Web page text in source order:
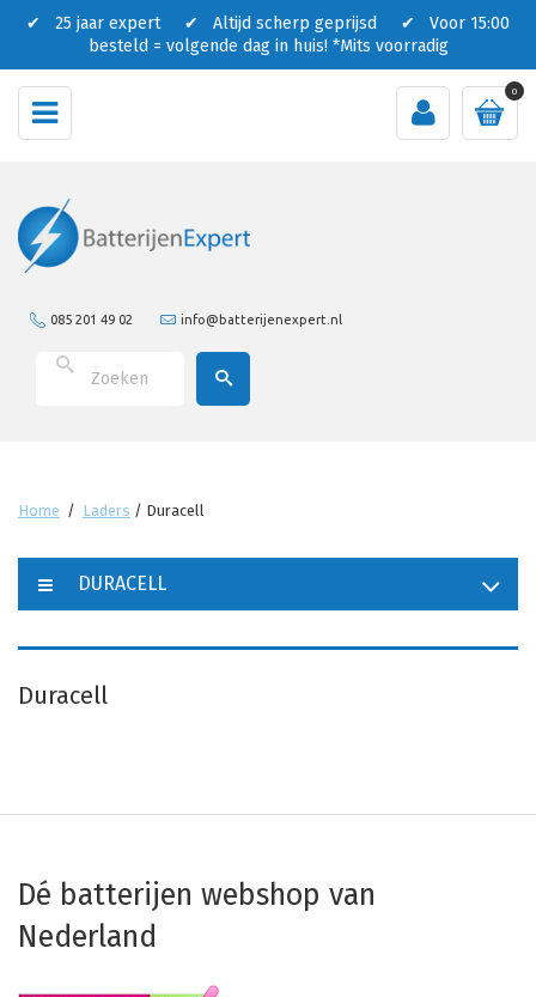
✔ 25 jaar expert ✔ Altijd scherp geprijsd ✔ Voor 15:00
besteld = volgende dag in huis! *Mits voorradig
0
085 201 49 02 info@batterijenexpert.nl
Home / Laders / Duracell
DURACELL
Duracell
Dé batterijen webshop van
Nederland